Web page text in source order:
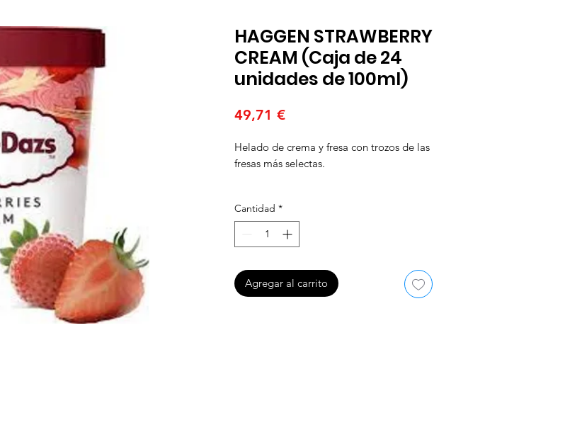
HAGGEN STRAWBERRY
CREAM (Caja de 24
unidades de 100ml)
49,71 €Precio
Helado de crema y fresa con trozos de las
fresas más selectas.
Cantidad *
Agregar al carrito